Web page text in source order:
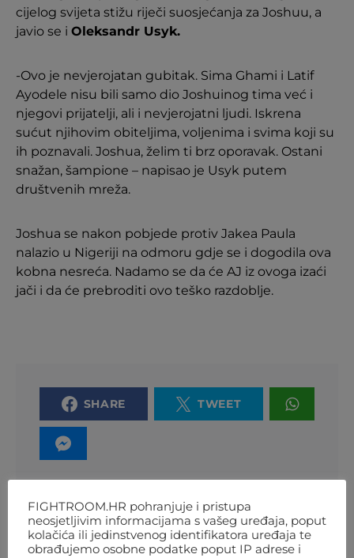
cijelog svijeta stižu riječi suosjećanja za Joshuu, a
javio se i Oleksandr Usyk.
-Ovo je nevjerojatan gubitak. Sima Ghami i Latif
Ayodele nisu bili samo dio Joshuinog tima već i
njegovi prijatelji, ali i nevjerojatni ljudi. Iskrena
sućut njihovim obiteljima, voljenima i svima koji su
ih poznavali. Joshua, želim ti brz oporavak. Ostani
snažan, šampione – napisao je Usyk putem
društvenih mreža.
Joshua se nakon pobjede protiv Jakea Paula
nalazio u Nigeriji na odmoru gdje se i dogodila ova
kobna nesreća. Nadamo se da će AJ iz ovoga izaći
jači i da će prebroditi ovo teško razdoblje.
SHARE TWEET
PREVIOUS ARTICLE
FIGHTROOM.HR pohranjuje i pristupa
neosjetljivim informacijama s vašeg uređaja, poput
kolačića ili jedinstvenog identifikatora uređaja te
obrađujemo osobne podatke poput IP adrese i